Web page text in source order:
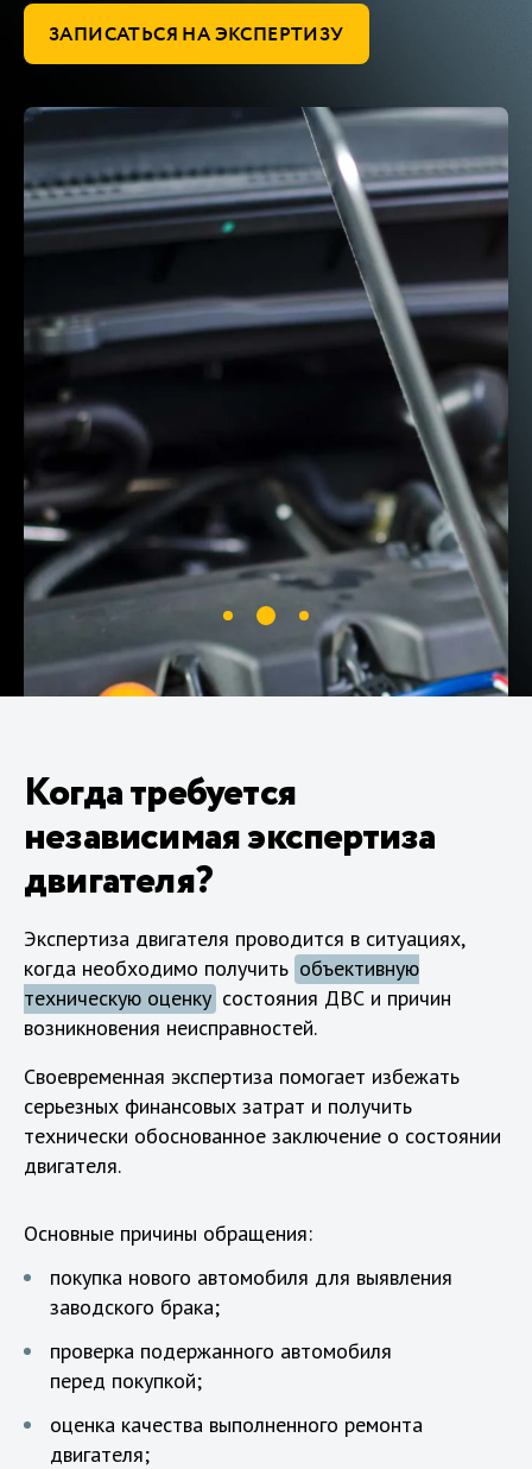
ЗАПИСАТЬСЯ НА ЭКСПЕРТИЗУ
Когда требуется
независимая экспертиза
двигателя?
Экспертиза двигателя проводится в ситуациях,
когда необходимо получить объективную
техническую оценку состояния ДВС и причин
возникновения неисправностей.
Своевременная экспертиза помогает избежать
серьезных финансовых затрат и получить
технически обоснованное заключение о состоянии
двигателя.
Основные причины обращения:
покупка нового автомобиля для выявления
заводского брака;
проверка подержанного автомобиля
перед покупкой;
оценка качества выполненного ремонта
двигателя;